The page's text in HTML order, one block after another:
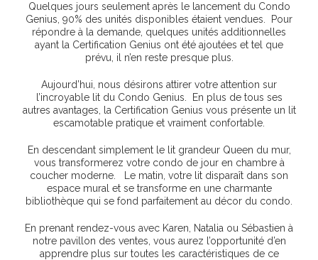
Quelques jours seulement après le lancement du Condo
Genius, 90% des unités disponibles étaient vendues. Pour
répondre à la demande, quelques unités additionnelles
ayant la Certification Genius ont été ajoutées et tel que
prévu, il n’en reste presque plus.
Aujourd’hui, nous désirons attirer votre attention sur
l’incroyable lit du Condo Genius. En plus de tous ses
autres avantages, la Certification Genius vous présente un lit
escamotable pratique et vraiment confortable.
En descendant simplement le lit grandeur Queen du mur,
vous transformerez votre condo de jour en chambre à
coucher moderne. Le matin, votre lit disparaît dans son
espace mural et se transforme en une charmante
bibliothèque qui se fond parfaitement au décor du condo.
En prenant rendez-vous avec Karen, Natalia ou Sébastien à
notre pavillon des ventes, vous aurez l’opportunité d’en
apprendre plus sur toutes les caractéristiques de ce